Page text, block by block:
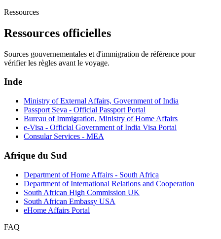
Ressources
Ressources officielles
Sources gouvernementales et d'immigration de référence pour
vérifier les règles avant le voyage.
Inde
Ministry of External Affairs, Government of India
Passport Seva - Official Passport Portal
Bureau of Immigration, Ministry of Home Affairs
e-Visa - Official Government of India Visa Portal
Consular Services - MEA
Afrique du Sud
Department of Home Affairs - South Africa
Department of International Relations and Cooperation
South African High Commission UK
South African Embassy USA
eHome Affairs Portal
FAQ